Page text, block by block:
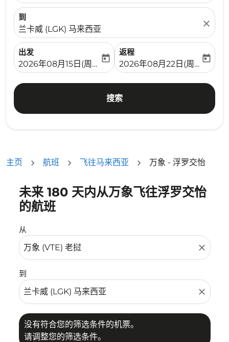
到
兰卡威 (LGK) 马来西亚
close
出发
fc-booking-departure-date-aria-label
2026年08月15日(周六)
today
返程
fc-booking-return-date-
2026年08月22日(周六)
today
搜索
主页 航班 飞往马来西亚 万象 - 浮罗交怡
未来 180 天内从万象飞往浮罗交怡
的航班
从
close
到
close
没有符合您的筛选条件的机票。
请调整您的筛选条件。
没有符合您的筛选条件的机票。请调整您的筛选条件。